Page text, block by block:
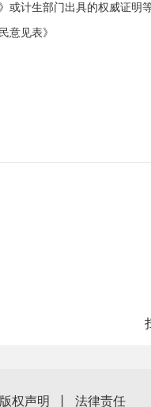
或计生部门出具的权威证明等
意见表》
版权声明 法律责任